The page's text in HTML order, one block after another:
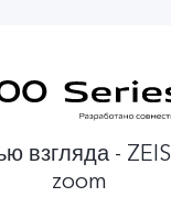
взгляда -
zoom